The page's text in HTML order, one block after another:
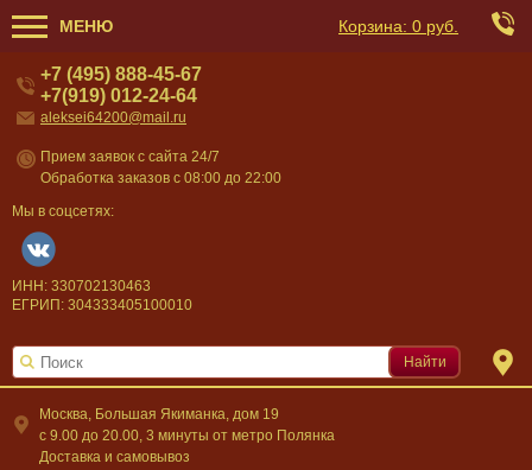
МЕНЮ Корзина: 0 руб.
Москва, Большая Якиманка, дом 19
c 9.00 до 20.00, 3 минуты от метро Полянка
Доставка и самовывоз
+7 (495) 888-45-67
+7(919) 012-24-64
aleksei64200@mail.ru
Прием заявок с сайта 24/7
Обработка заказов с 08:00 до 22:00
Мы в соцсетях:
ИНН: 330702130463
ЕГРИП: 304333405100010
Найти